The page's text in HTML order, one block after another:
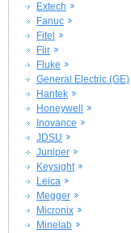
Extech
Fanuc
Fitel
Flir
Fluke
General Electric (GE)
Hantek
Honeywell
Inovance
JDSU
Juniper
Keysight
Leica
Megger
Micronix
Minelab